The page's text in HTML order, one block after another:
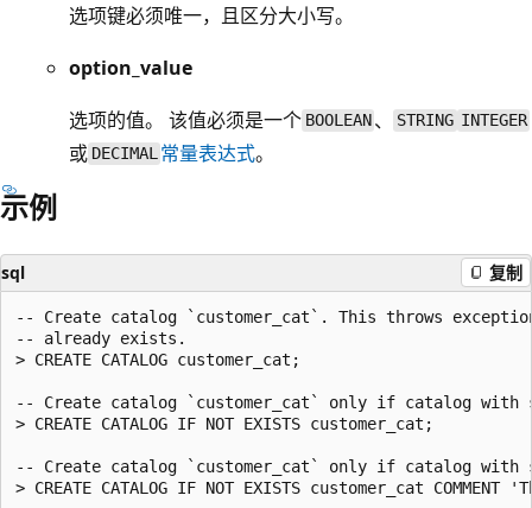
选项键必须唯一，且区分大小写。
option_value
选项的值。 该值必须是一个 BOOLEAN 、 STRING INTEGER
或 DECIMAL 常量表达式。
示例
sql 复制
-- Create catalog `customer_cat`. This throws
-- already exists.
> CREATE CATALOG customer_cat;
-- Create catalog `customer_cat` only if catalog with
> CREATE CATALOG IF NOT EXISTS customer_cat;
-- Create catalog `customer_cat` only if catalog with
> CREATE CATALOG IF NOT EXISTS customer_cat